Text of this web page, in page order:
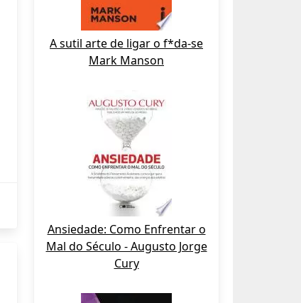
A sutil arte de ligar o f*da-se
Mark Manson
Ansiedade: Como Enfrentar o
Mal do Século - Augusto Jorge
Cury